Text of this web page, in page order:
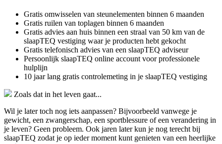
Gratis omwisselen van steunelementen binnen 6 maanden
Gratis ruilen van toplagen binnen 6 maanden
Gratis advies aan huis binnen een straal van 50 km van de
slaapTEQ vestiging waar je producten hebt gekocht
Gratis telefonisch advies van een slaapTEQ adviseur
Persoonlijk slaapTEQ online account voor professionele
hulplijn
10 jaar lang gratis controlemeting in je slaapTEQ vestiging
Zoals dat in het leven gaat...
Wil je later toch nog iets aanpassen? Bijvoorbeeld vanwege je
gewicht, een zwangerschap, een sportblessure of een verandering in
je leven? Geen probleem. Ook jaren later kun je nog terecht bij
slaapTEQ zodat je op ieder moment kunt genieten van een heerlijke